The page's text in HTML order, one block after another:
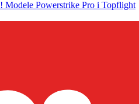
! Modele Powerstrike Pro i Topflight